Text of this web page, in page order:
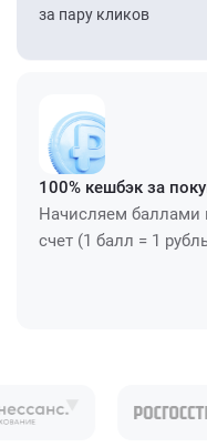
за пару кликов
100% кешбэк за
Начисляем баллами
счет (1 балл = 1